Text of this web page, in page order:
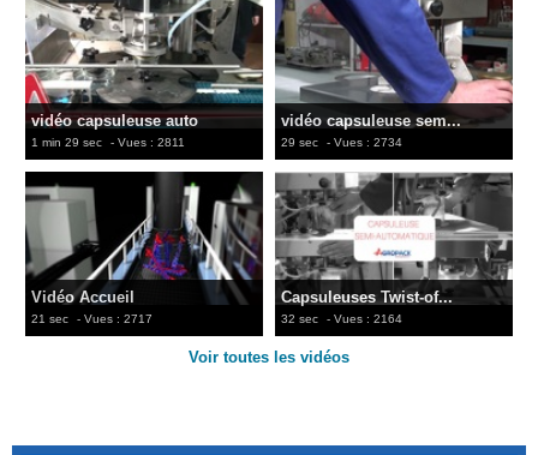
vidéo capsuleuse auto
1 min 29 sec - Vues : 2811
vidéo capsuleuse sem...
29 sec - Vues : 2734
Vidéo Accueil
21 sec - Vues : 2717
Capsuleuses Twist-of...
32 sec - Vues : 2164
Voir toutes les vidéos